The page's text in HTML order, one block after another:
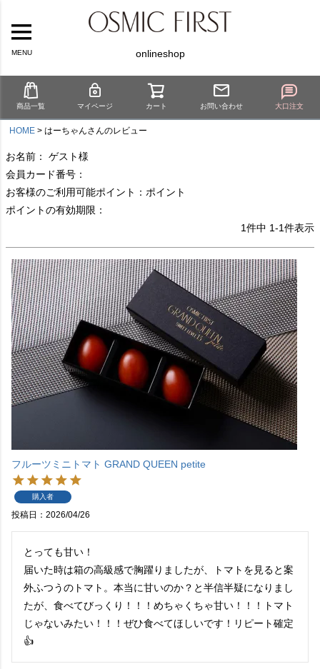
MENU onlineshop
商品一覧 マイページ カート お問い合わせ 大口注文
HOME はーちゃんさんのレビュー
お名前： ゲスト様
会員カード番号：
お客様のご利用可能ポイント：ポイント
ポイントの有効期限：
1件中 1-1件表示
フルーツミニトマト GRAND QUEEN petite
購入者
投稿日 2026/04/26
とっても甘い！
届いた時は箱の高級感で胸躍りましたが、トマトを見ると案
外ふつうのトマト。本当に甘いのか？と半信半疑になりまし
たが、食べてびっくり！！！めちゃくちゃ甘い！！！トマト
じゃないみたい！！！ぜひ食べてほしいです！リピート確定
👍